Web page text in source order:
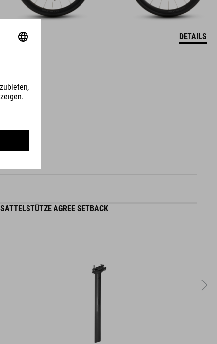
DETAILS
SATTELSTÜTZE AGREE SETBACK